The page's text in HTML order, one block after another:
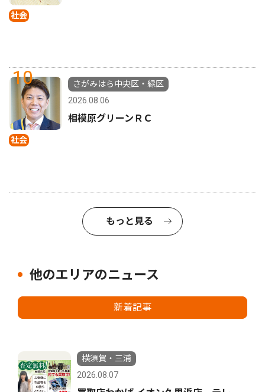
社会
10
社会
さがみはら中央区・緑区
2026.08.06
相模原グリーンＲＣ
もっと見る
他のエリアのニュース
新着記事
横須賀・三浦
2026.08.07